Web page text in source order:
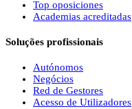
Top oposiciones
Academias acreditadas
Soluções profissionais
Autónomos
Negócios
Red de Gestores
Acesso de Utilizadores